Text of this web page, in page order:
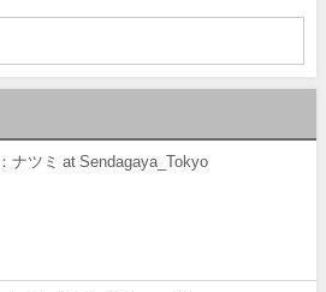
ナツミ at Sendagaya_Tokyo